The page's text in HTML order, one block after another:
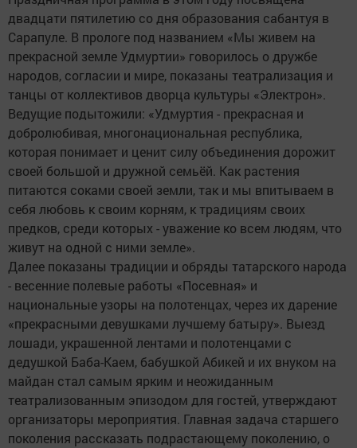
двадцати пятилетию со дня образования сабантуя в
Сарапуле. В прологе под названием «Мы живем на
прекрасной земле Удмуртии» говорилось о дружбе
народов, согласии и мире, показаны театрализация и
танцы от коллективов дворца культуры «Электрон».
Ведущие подытожили: «Удмуртия - прекрасная и
добролюбивая, многонациональная республика,
которая понимает и ценит силу объединения дорожит
своей большой и дружной семьёй. Как растения
питаются соками своей земли, так и мы впитываем в
себя любовь к своим корням, к традициям своих
предков, среди которых - уважение ко всем людям, что
живут на одной с ними земле».
Далее показаны традиции и обряды татарского народа
- весенние полевые работы «Посевная» и
национальные узоры на полотенцах, через их дарение
«прекрасными девушками лучшему батыру». Выезд
лошади, украшенной лентами и полотенцами с
дедушкой Баба-Каем, бабушкой Абикей и их внуком на
майдан стал самым ярким и неожиданным
театрализованным эпизодом для гостей, утверждают
организаторы мероприятия. Главная задача старшего
поколения рассказать подрастающему поколению, о